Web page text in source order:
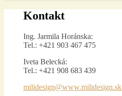
Kontakt
Ing. Jarmila Horánska:
Tel.: +421 903 467 475
Iveta Belecká:
Tel.: +421 908 683 439
milidesign@www.milidesign.sk